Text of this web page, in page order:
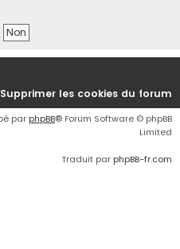
r
Supprimer les cookies du forum
par phpBB® Forum Software © phpBB
Limited
Traduit par phpBB-fr.com